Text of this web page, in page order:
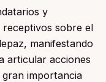
y
sobre el
manifestando
articular acciones
importancia